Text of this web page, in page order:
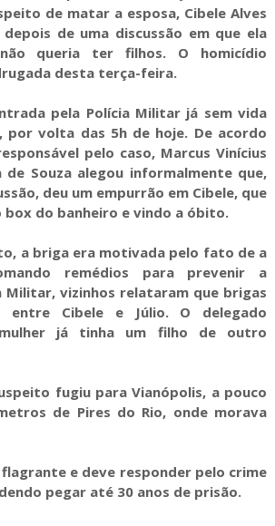
de matar a esposa, Cibele Alves
depois de uma discussão em que ela
queria ter filhos. O homicídio
desta terça-feira.
pela Polícia Militar já sem vida
por volta das 5h de hoje. De acordo
pelo caso, Marcus Vinícius
de Souza alegou informalmente que,
deu um empurrão em Cibele, que
box do banheiro e vindo a óbito.
a briga era motivada pelo fato de a
remédios para prevenir a
Militar, vizinhos relataram que brigas
entre Cibele e Júlio. O delegado
já tinha um filho de outro
fugiu para Vianópolis, a pouco
de Pires do Rio, onde morava
e deve responder pelo crime
pegar até 30 anos de prisão.